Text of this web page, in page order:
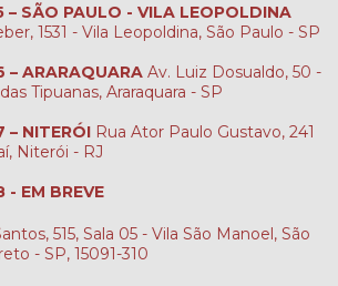
– SÃO PAULO - VILA LEOPOLDINA
1531 - Vila Leopoldina, São Paulo - SP
– ARARAQUARA Av. Luiz Dosualdo, 50 -
Tipuanas, Araraquara - SP
– NITERÓI Rua Ator Paulo Gustavo, 241
Niterói - RJ
- EM BREVE
515, Sala 05 - Vila São Manoel, São
- SP, 15091-310